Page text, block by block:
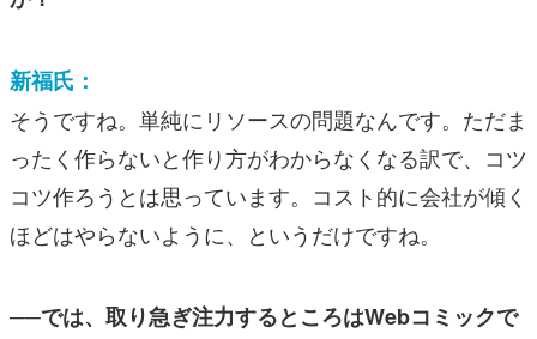
新福氏：
そうですね。単純にリソースの問題なんです。ただま
ったく作らないと作り方がわからなくなる訳で、コツ
コツ作ろうとは思っています。コスト的に会社が傾く
ほどはやらないように、というだけですね。
──では、取り急ぎ注力するところはWebコミックで